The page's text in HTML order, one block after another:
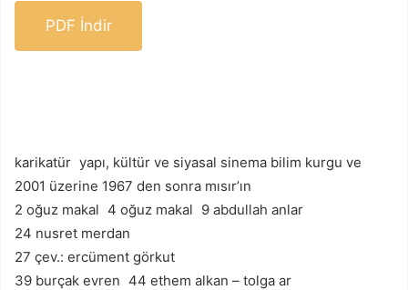
PDF İndir
karikatür yapı, kültür ve siyasal sinema bilim kurgu ve
2001 üzerine 1967 den sonra mısır’ın
2 oğuz makal 4 oğuz makal 9 abdullah anlar
24 nusret merdan
27 çev.: ercüment görkut
39 burçak evren 44 ethem alkan – tolga ar